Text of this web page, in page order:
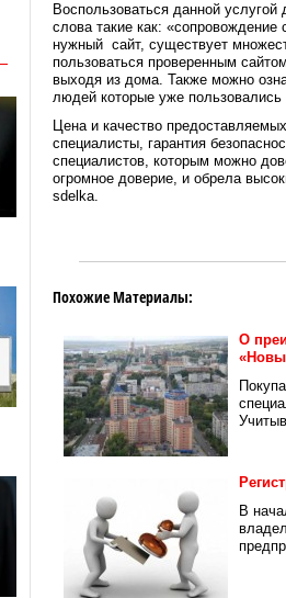
Воспользоваться данной
слова такие как:
нужный сайт, существует
пользоваться проверенным
выходя из дома. Также можно
людей которые уже пользовались
Цена и качество
специалисты, гарантия
специалистов, которым можно
огромное доверие, и обрела
sdelka.
Похожие Материалы:
О
В